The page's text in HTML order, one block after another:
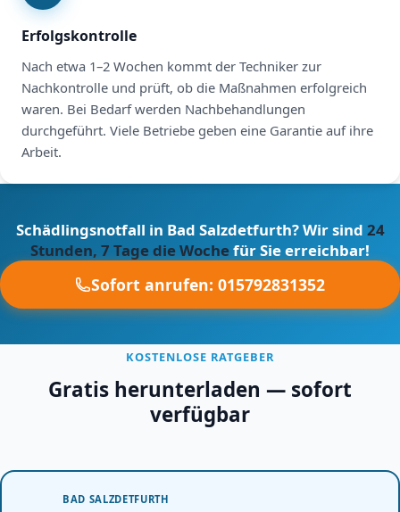
Erfolgskontrolle
Nach etwa 1–2 Wochen kommt der Techniker zur
Nachkontrolle und prüft, ob die Maßnahmen erfolgreich
waren. Bei Bedarf werden Nachbehandlungen
durchgeführt. Viele Betriebe geben eine Garantie auf ihre
Arbeit.
Schädlingsnotfall in Bad Salzdetfurth? Wir sind 24
Stunden, 7 Tage die Wochefür Sie erreichbar!
Sofort anrufen: 015792831352
KOSTENLOSE RATGEBER
Gratis herunterladen — sofort
verfügbar
BAD SALZDETFURTH